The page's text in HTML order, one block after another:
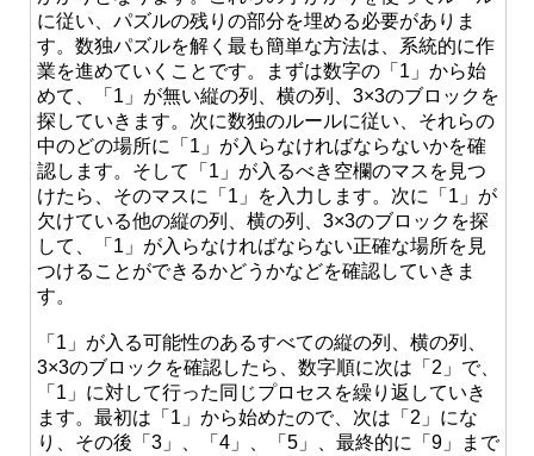
に従い、パズルの残りの部分を埋める必要がありま
す。数独パズルを解く最も簡単な方法は、系統的に作
業を進めていくことです。まずは数字の「1」から始
めて、「1」が無い縦の列、横の列、3×3のブロックを
探していきます。次に数独のルールに従い、それらの
中のどの場所に「1」が入らなければならないかを確
認します。そして「1」が入るべき空欄のマスを見つ
けたら、そのマスに「1」を入力します。次に「1」が
欠けている他の縦の列、横の列、3×3のブロックを探
して、「1」が入らなければならない正確な場所を見
つけることができるかどうかなどを確認していきま
す。
「1」が入る可能性のあるすべての縦の列、横の列、
3×3のブロックを確認したら、数字順に次は「2」で、
「1」に対して行った同じプロセスを繰り返していき
ます。最初は「1」から始めたので、次は「2」にな
り、その後「3」、「4」、「5」、最終的に「9」まで